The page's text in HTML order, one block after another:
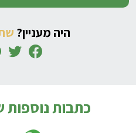
היה מעניין?
כתבות נוספות